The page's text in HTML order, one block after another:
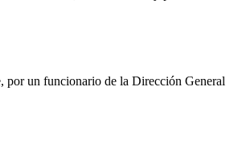
por un funcionario de la Dirección General